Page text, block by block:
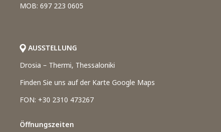
MOB: 697 223 0605
AUSSTELLUNG
Drosia – Thermi, Thessaloniki
Finden Sie uns auf der Karte Google Maps
FON: +30 2310 473267
Öffnungszeiten